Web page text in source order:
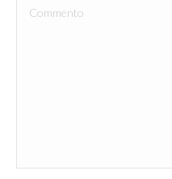
Commento